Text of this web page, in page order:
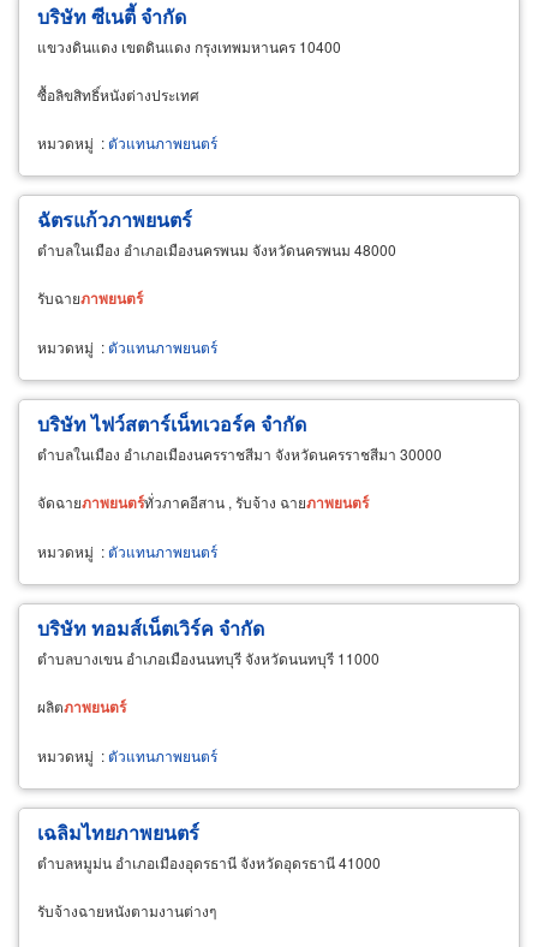
บริษัท ซีเนตี้ จำกัด
แขวงดินแดง เขตดินแดง กรุงเทพมหานคร 10400
ซื้อลิขสิทธิ์หนังต่างประเทศ
หมวดหมู่ :ตัวแทนภาพยนตร์
ฉัตรแก้วภาพยนตร์
ตำบลในเมือง อำเภอเมืองนครพนม จังหวัดนครพนม 48000
รับฉายภาพยนตร์
หมวดหมู่ :ตัวแทนภาพยนตร์
บริษัท ไฟว์สตาร์เน็ทเวอร์ค จำกัด
ตำบลในเมือง อำเภอเมืองนครราชสีมา จังหวัดนครราชสีมา 30000
จัดฉายภาพยนตร์ทั่วภาคอีสาน , รับจ้าง ฉายภาพยนตร์
หมวดหมู่ :ตัวแทนภาพยนตร์
บริษัท ทอมส์เน็ตเวิร์ค จำกัด
ตำบลบางเขน อำเภอเมืองนนทบุรี จังหวัดนนทบุรี 11000
ผลิตภาพยนตร์
หมวดหมู่ :ตัวแทนภาพยนตร์
เฉลิมไทยภาพยนตร์
ตำบลหมูม่น อำเภอเมืองอุดรธานี จังหวัดอุดรธานี 41000
รับจ้างฉายหนังตามงานต่างๆ